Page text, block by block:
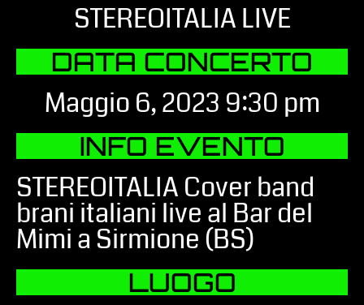
STEREOITALIA LIVE
DATA CONCERTO
Maggio 6, 2023 9:30 pm
INFO EVENTO
STEREOITALIA Cover band
brani italiani live al Bar del
Mimi a Sirmione (BS)
LUOGO